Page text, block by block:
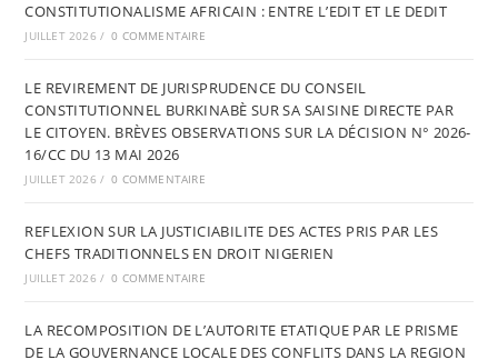
CONSTITUTIONALISME AFRICAIN : ENTRE L’EDIT ET LE DEDIT
JUILLET 2026 / 0 COMMENTAIRE
LE REVIREMENT DE JURISPRUDENCE DU CONSEIL
CONSTITUTIONNEL BURKINABÈ SUR SA SAISINE DIRECTE PAR
LE CITOYEN. BRÈVES OBSERVATIONS SUR LA DÉCISION N° 2026-
16/CC DU 13 MAI 2026
JUILLET 2026 / 0 COMMENTAIRE
REFLEXION SUR LA JUSTICIABILITE DES ACTES PRIS PAR LES
CHEFS TRADITIONNELS EN DROIT NIGERIEN
JUILLET 2026 / 0 COMMENTAIRE
LA RECOMPOSITION DE L’AUTORITE ETATIQUE PAR LE PRISME
DE LA GOUVERNANCE LOCALE DES CONFLITS DANS LA REGION